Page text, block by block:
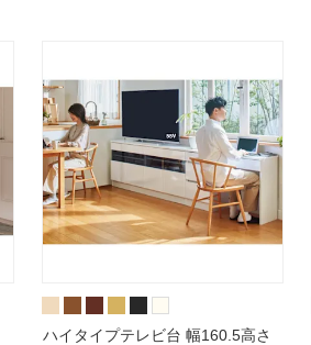
ハイタイプテレビ台 幅160.5高さ